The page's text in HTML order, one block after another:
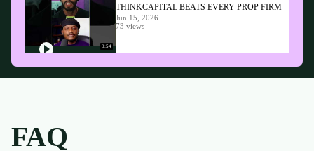
0:54
THINKCAPITAL BEATS EVERY PROP FIRM
Jun 15, 2026
73 views
FAQ